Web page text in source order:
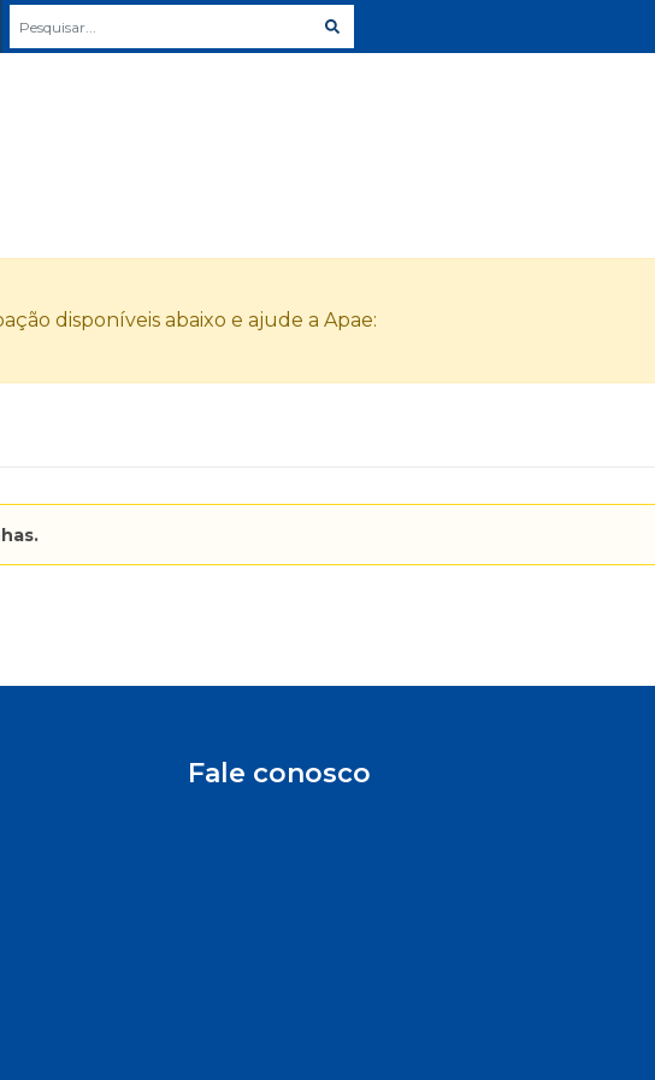
disponíveis abaixo e ajude a Apae:
Fale conosco